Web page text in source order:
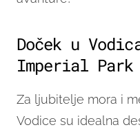
Doček u
Imperial Park
Za ljubitelje mora i
Vodice su idealna